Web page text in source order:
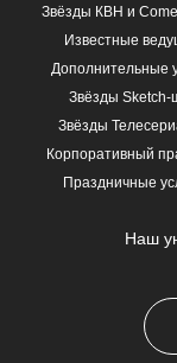
Звёзды КВН и
Известные
Дополнительные
Звёзды Sketch-
Звёзды
Корпоративный
Праздничные
Наш